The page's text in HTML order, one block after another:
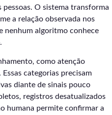
O sistema transforma
a relação observada nos
nenhum algoritmo conhece
como atenção
categorias precisam
diante de sinais pouco
registros desatualizados
humana permite confirmar a